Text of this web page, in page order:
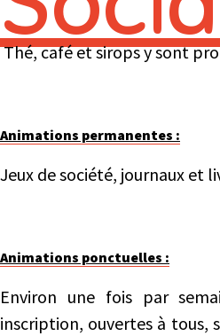
Thé, café et sirops y sont
Animations permanentes :
Jeux de société, journaux et
Animations ponctuelles :
Environ une fois par
inscription, ouvertes à tous,